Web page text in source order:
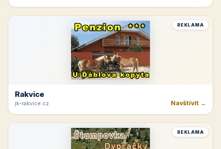
REKLAMA
Rakvice
jk-rakvice.cz Navštívit →
REKLAMA